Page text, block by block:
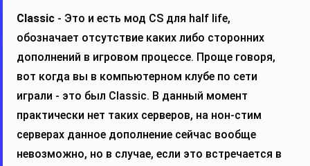
Classic - Это и есть мод CS для half life,
обозначает отсутствие каких либо сторонних
дополнений в игровом процессе. Проще говоря,
вот когда вы в компьютерном клубе по сети
играли - это был Classic. В данный момент
практически нет таких серверов, на нон-стим
серверах данное дополнение сейчас вообще
невозможно, но в случае, если это встречается в